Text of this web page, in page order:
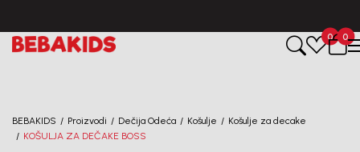
0
0
BEBAKIDS Proizvodi Dečija Odeća Košulje
Košulje za decake
KOŠULJA ZA DEČAKE BOSS
Registruj se i osvoji
uz prvu kupovinu